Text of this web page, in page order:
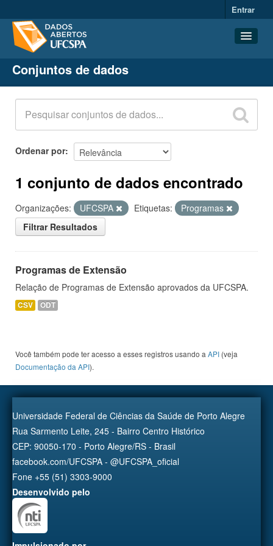
Entrar
Conjuntos de dados
Organizações
Grupos
Sobre
Conjuntos de dados
Ordenar por
1 conjunto de dados encontrado
Organizações: UFCSPA Etiquetas:
Programas
Filtrar Resultados
Programas de Extensão
Relação de Programas de Extensão aprovados da UFCSPA.
CSV ODT
Você também pode ter acesso a esses registros usando a API (veja
Documentação da API).
Universidade Federal de Ciências da Saúde de Porto Alegre
Rua Sarmento Leite, 245 - Bairro Centro Histórico
CEP: 90050-170 - Porto Alegre/RS - Brasil
facebook.com/UFCSPA - @UFCSPA_oficial
Fone +55 (51) 3303-9000
Desenvolvido pelo